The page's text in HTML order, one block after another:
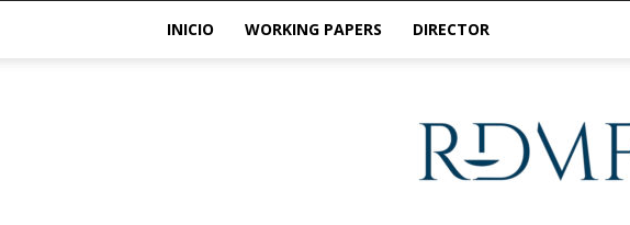
INICIO WORKING PAPERS DIRECTOR